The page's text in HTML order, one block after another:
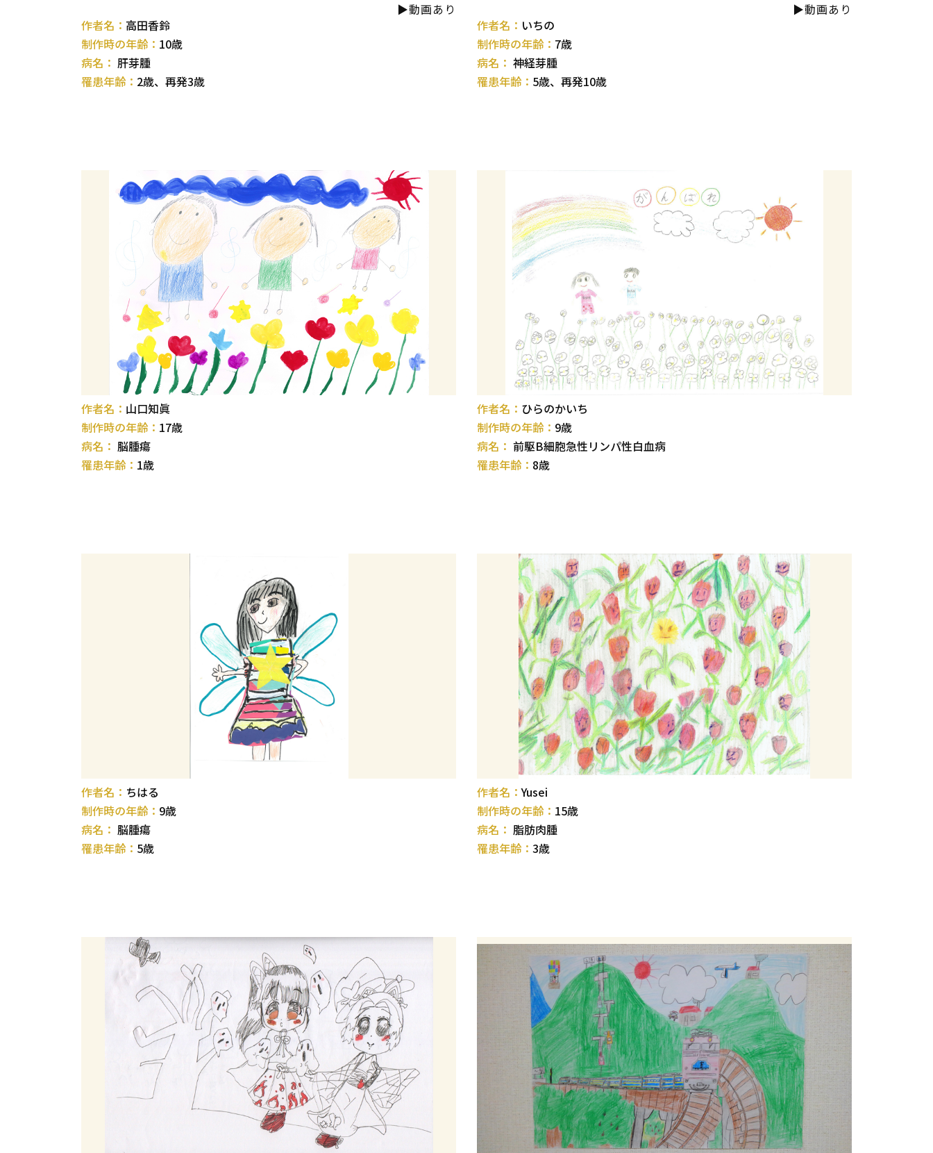
▶動画あり
作者名： 高田香鈴
制作時の年齢： 10歳
病名： 肝芽腫
罹患年齢： 2歳、再発3歳
▶動画あり
作者名： いちの
制作時の年齢： 7歳
病名： 神経芽腫
罹患年齢： 5歳、再発10歳
作者名： 山口知眞
制作時の年齢： 17歳
病名： 脳腫瘍
罹患年齢： 1歳
作者名： ひらのかいち
制作時の年齢： 9歳
病名： 前駆B細胞急性リンパ性白血病
罹患年齢： 8歳
作者名： ちはる
制作時の年齢： 9歳
病名： 脳腫瘍
罹患年齢： 5歳
作者名：Yusei
制作時の年齢： 15歳
病名： 脂肪肉腫
罹患年齢： 3歳